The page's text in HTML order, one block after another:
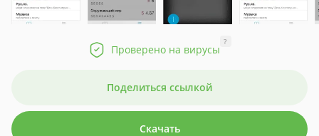
Проверено на вирусы
?
Поделиться ссылкой
Скачать